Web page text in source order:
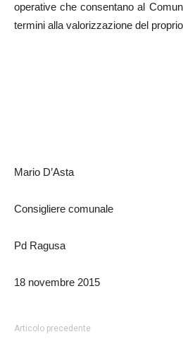
operative che consentano al
termini alla valorizzazione del
Mario D’Asta
Consigliere comunale
Pd Ragusa
18 novembre 2015
Articolo precedente